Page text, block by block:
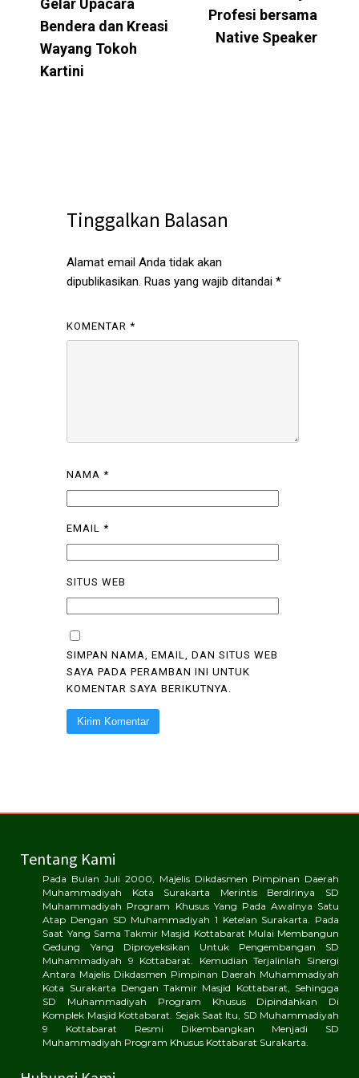
Gelar Upacara
Bendera dan Kreasi
Wayang Tokoh
Kartini
Profesi bersama
Native Speaker
Tinggalkan Balasan
Alamat email Anda tidak akan
dipublikasikan. Ruas yang wajib ditandai *
KOMENTAR *
NAMA *
EMAIL *
SITUS WEB
SIMPAN NAMA, EMAIL, DAN SITUS WEB
SAYA PADA PERAMBAN INI UNTUK
KOMENTAR SAYA BERIKUTNYA.
Tentang Kami
Pada Bulan Juli 2000, Majelis Dikdasmen Pimpinan Daerah
Muhammadiyah Kota Surakarta Merintis Berdirinya SD
Muhammadiyah Program Khusus Yang Pada Awalnya Satu
Atap Dengan SD Muhammadiyah 1 Ketelan Surakarta. Pada
Saat Yang Sama Takmir Masjid Kottabarat Mulai Membangun
Gedung Yang Diproyeksikan Untuk Pengembangan SD
Muhammadiyah 9 Kottabarat. Kemudian Terjalinlah Sinergi
Antara Majelis Dikdasmen Pimpinan Daerah Muhammadiyah
Kota Surakarta Dengan Takmir Masjid Kottabarat, Sehingga
SD Muhammadiyah Program Khusus Dipindahkan Di
Komplek Masjid Kottabarat. Sejak Saat Itu, SD Muhammadiyah
9 Kottabarat Resmi Dikembangkan Menjadi SD
Muhammadiyah Program Khusus Kottabarat Surakarta.